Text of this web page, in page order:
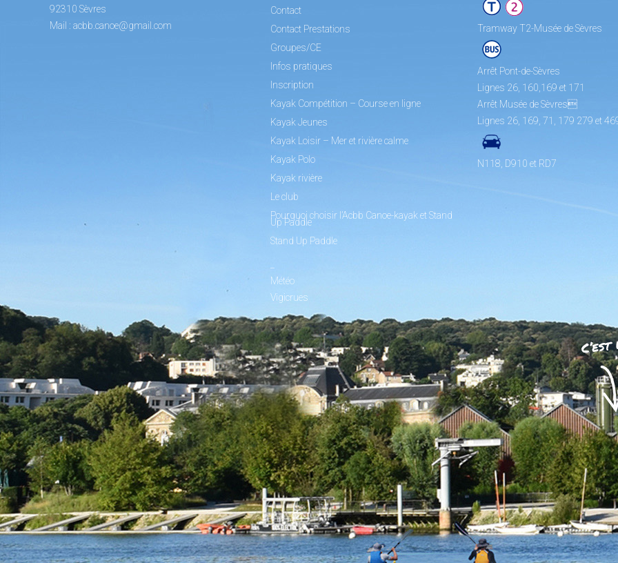
92310 Sèvres
Mail : acbb.canoe@gmail.com
Contact
Contact Prestations
Groupes/CE
Infos pratiques
Inscription
Kayak Compétition – Course en ligne
Kayak Jeunes
Kayak Loisir – Mer et rivière calme
Kayak Polo
Kayak rivière
Le club
Pourquoi choisir l’Acbb Canoe-kayak et Stand
Up Paddle
Stand Up Paddle
Météo
Vigicrues
Tramway T2-Musée de Sèvres
Arrêt Pont-de-Sèvres
Lignes 26, 160,169 et 171
Arrêt Musée de Sèvres
Lignes 26, 169, 71, 179 279 et
N118, D910 et RD7